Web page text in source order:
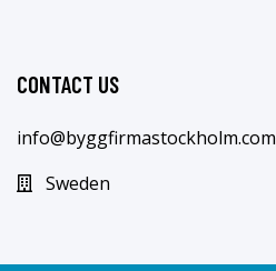
CONTACT US
info@byggfirmastockholm.com
Sweden